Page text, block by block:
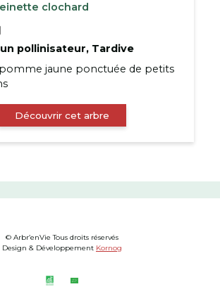
clochard
pollinisateur, Tardive
jaune ponctuée de petits
Découvrir cet arbre
© Arbr’enVie Tous droits réservés
Design & Développement Kornog